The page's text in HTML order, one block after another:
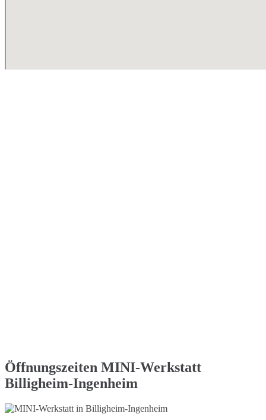
Öffnungszeiten MINI-Werkstatt
Billigheim-Ingenheim